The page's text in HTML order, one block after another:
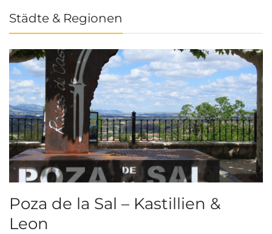
Städte & Regionen
Poza de la Sal – Kastillien &
Leon